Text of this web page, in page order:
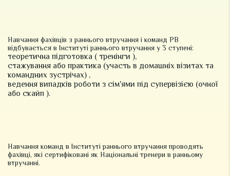
Навчання фахівців з раннього втручання і команд РВ
відбувається в Інституті раннього втручання у 3 ступені:
теоретична підготовка ( тренінги ),
стажування або практика (участь в домашніх візитах та
командних зустрічах) ,
ведення випадків роботи з сім'ями під супервізією (очної
або скайп ).
Навчання команд в Інституті раннього втручання проводять
фахівці, які сертифіковані як Національні тренери в ранньому
втручанні.